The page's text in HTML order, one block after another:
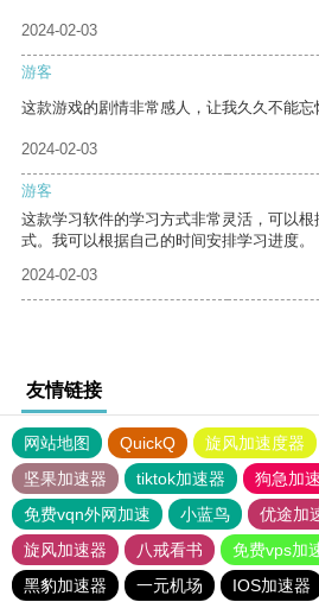
2024-02-03
游客
这款游戏的剧情非常感人，让我久久不能忘
2024-02-03
游客
这款学习软件的学习方式非常灵活，可以
式。我可以根据自己的时间安排学习进度。
2024-02-03
友情链接
网站地图 QuickQ 旋风加速度器
坚果加速器
tiktok加速器
狗急加
免费vqn外网加速
小蓝鸟 优途加
旋风加速器
八戒看书
免费vps加
黑豹加速器
一元机场 IOS加速器